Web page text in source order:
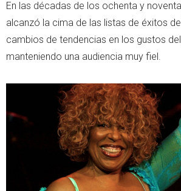
En las décadas de los ochenta y
alcanzó la cima de las listas de éxitos
cambios de tendencias en los gustos
manteniendo una audiencia muy fiel.